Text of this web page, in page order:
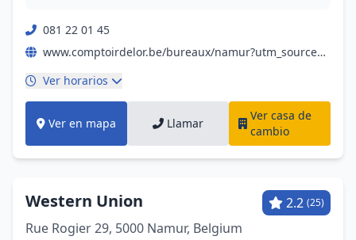
081 22 01 45
www.comptoirdelor.be/bureaux/namur?utm_source=google&utm_medium=organic&utm_campaign=gmb-namur
Ver horarios
Ver en mapa Llamar
Ver casa de
cambio
Western Union 2.2 (25)
Rue Rogier 29, 5000 Namur, Belgium